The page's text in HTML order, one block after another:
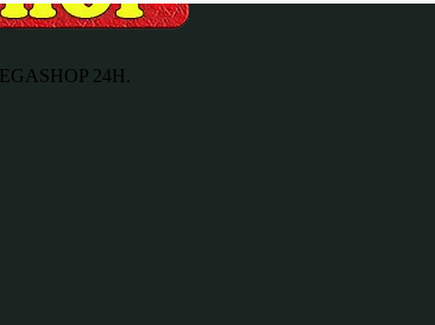
24H.